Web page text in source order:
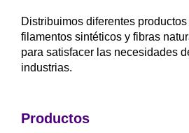
Distribuimos diferentes
filamentos sintéticos y fibras
para satisfacer las necesidades
industrias.
Productos